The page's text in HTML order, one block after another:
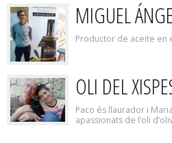
MIGUEL
Productor de aceite en
OLI DEL
Paco és llaurador i
apassionats de l’oli